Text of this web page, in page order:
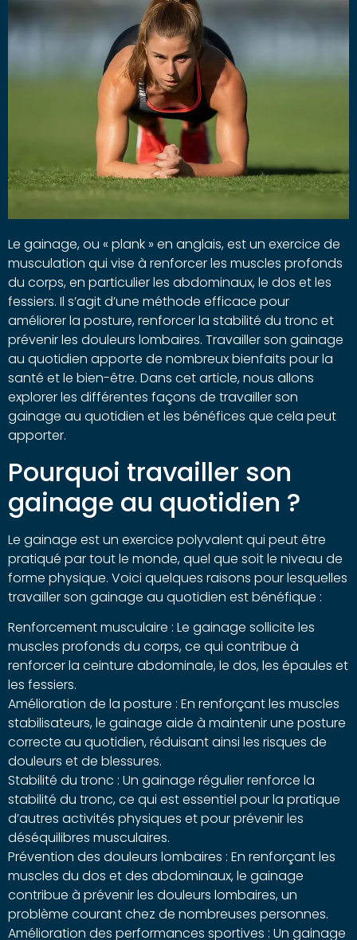
Le gainage, ou « plank » en anglais, est un exercice de
musculation qui vise à renforcer les muscles profonds
du corps, en particulier les abdominaux, le dos et les
fessiers. Il s’agit d’une méthode efficace pour
améliorer la posture, renforcer la stabilité du tronc et
prévenir les douleurs lombaires. Travailler son gainage
au quotidien apporte de nombreux bienfaits pour la
santé et le bien-être. Dans cet article, nous allons
explorer les différentes façons de travailler son
gainage au quotidien et les bénéfices que cela peut
apporter.
Pourquoi travailler son
gainage au quotidien ?
Le gainage est un exercice polyvalent qui peut être
pratiqué par tout le monde, quel que soit le niveau de
forme physique. Voici quelques raisons pour lesquelles
travailler son gainage au quotidien est bénéfique :
Renforcement musculaire : Le gainage sollicite les
muscles profonds du corps, ce qui contribue à
renforcer la ceinture abdominale, le dos, les épaules et
les fessiers.
Amélioration de la posture : En renforçant les muscles
stabilisateurs, le gainage aide à maintenir une posture
correcte au quotidien, réduisant ainsi les risques de
douleurs et de blessures.
Stabilité du tronc : Un gainage régulier renforce la
stabilité du tronc, ce qui est essentiel pour la pratique
d’autres activités physiques et pour prévenir les
déséquilibres musculaires.
Prévention des douleurs lombaires : En renforçant les
muscles du dos et des abdominaux, le gainage
contribue à prévenir les douleurs lombaires, un
problème courant chez de nombreuses personnes.
Amélioration des performances sportives : Un gainage